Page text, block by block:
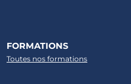
FORMATIONS
Toutes nos formations